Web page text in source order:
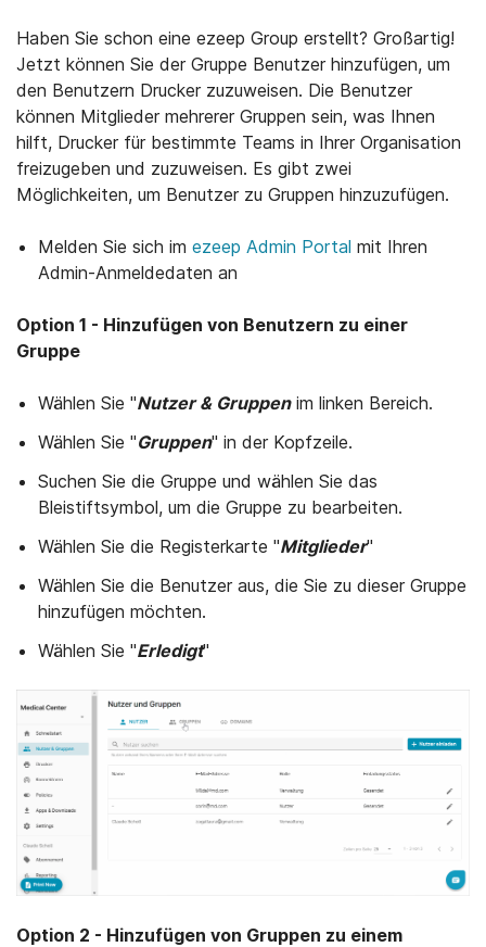
Haben Sie schon eine ezeep Group erstellt? Großartig!
Jetzt können Sie der Gruppe Benutzer hinzufügen, um
den Benutzern Drucker zuzuweisen. Die Benutzer
können Mitglieder mehrerer Gruppen sein, was Ihnen
hilft, Drucker für bestimmte Teams in Ihrer Organisation
freizugeben und zuzuweisen. Es gibt zwei
Möglichkeiten, um Benutzer zu Gruppen hinzuzufügen.
Melden Sie sich im ezeep Admin Portal mit Ihren
Admin-Anmeldedaten an
Option 1 - Hinzufügen von Benutzern zu einer
Gruppe
Wählen Sie "Nutzer & Gruppenim linken Bereich.
Wählen Sie "Gruppen" in der Kopfzeile.
Suchen Sie die Gruppe und wählen Sie das
Bleistiftsymbol, um die Gruppe zu bearbeiten.
Wählen Sie die Registerkarte "Mitglieder"
Wählen Sie die Benutzer aus, die Sie zu dieser Gruppe
hinzufügen möchten.
Wählen Sie "Erledigt"
Option 2 - Hinzufügen von Gruppen zu einem